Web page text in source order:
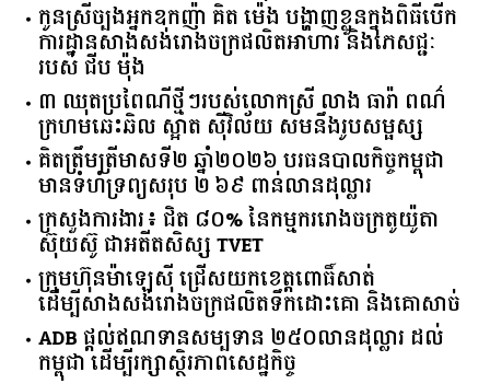
កូនស្រីច្បងអ្នកឧកញ៉ា គិត ម៉េង បង្ហាញខ្លួនក្នុងពិធីបើក
ការដ្ឋានសាងសង់រោងចក្រផលិតអាហារ និងភេសជ្ជៈ
របស់ ជីប ម៉ុង
៣ ឈុតប្រពៃណីថ្មីៗរបស់លោកស្រី លាង ធារ៉ា ពណ៌
ក្រហមឆេះឆិល ស្អាត ​ស៊ីវិល័យ សមនឹងរូបសម្ផស្ស
គិត​ត្រឹមត្រីមាស​ទី​២​ ​ឆ្នាំ​២០២៦​ បរធន​បាលកិច្ច​កម្ពុជា​ ​
មាន​ទំហំ​ទ្រព្យ​សរុប​ ​២.៦៩​ ​ពាន់លាន​ដុល្លារ​
ក្រសួង​ការងារ​៖ ​ជិត​ ​៨០​% ​នៃ​កម្មករ​រោងចក្រ​តូយ៉ូតា ​
ស៊ុយ​ស៊ូ ​ជា​អតីត​សិស្ស​ ​TVET​
ក្រុមហ៊ុន​ម៉ាឡេស៊ី ជ្រើសយកខេត្ដពោធិ៍សាត់
ដើម្បីសាងសង់រោងចក្រផលិតទឹកដោះគោ និងគោសាច់
ADB ផ្តល់ឥណទានសម្បទាន ២៥០លានដុល្លារ ដល់
កម្ពុជា ដើម្បីរក្សាស្ថិរភាពសេដ្ឋកិច្ច